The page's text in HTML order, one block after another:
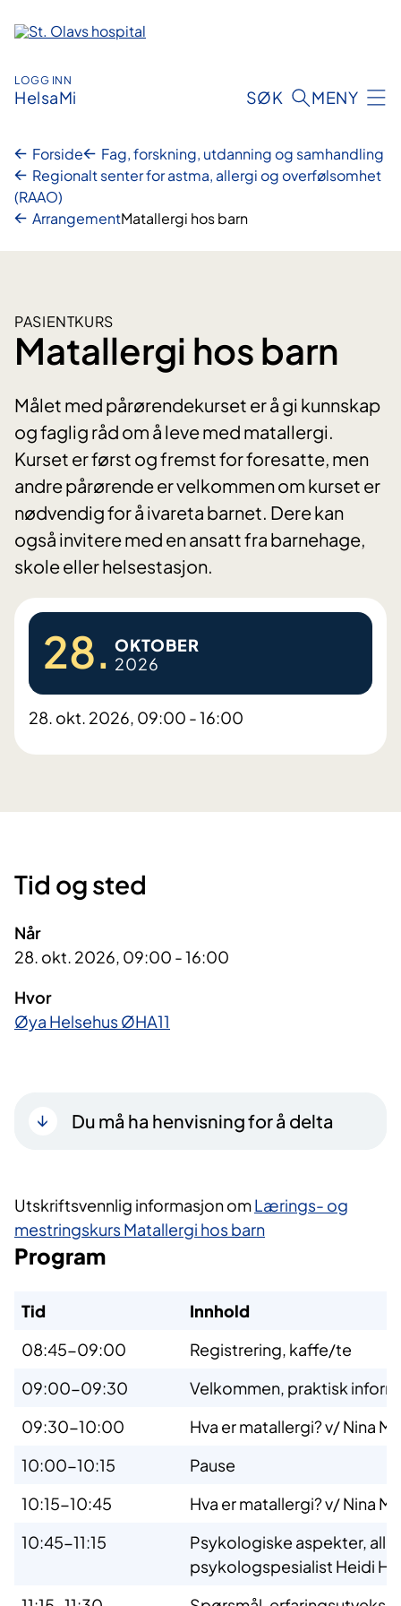
innhold
LOGG INN
HelsaMi SØK MENY
Forside
Fag, forskning, utdanning og samhandling
Regionalt senter for astma, allergi og overfølsomhet
(RAAO)
ArrangementMatallergi hos barn
PASIENTKURS
Matallergi hos barn
Målet med pårørendekurset er å gi kunnskap
og faglig råd om å leve med matallergi.
Kurset er først og fremst for foresatte, men
andre pårørende er velkommen om kurset er
nødvendig for å ivareta barnet. Dere kan
også invitere med en ansatt fra barnehage,
skole eller helsestasjon.
28. OKTOBER
2026
28. okt. 2026, 09:00 - 16:00
Tid og sted
Når
28. okt. 2026, 09:00 - 16:00
Hvor
Øya Helsehus ØHA11
Du må ha henvisning for å delta
Utskriftsvennlig informasjon omLærings- og
mestringskurs Matallergi hos barn
Program
Tid
Innhold
08:45-09:00
Registrering, kaffe/te
09:00-09:30
Velkommen, praktisk
09:30-10:00
Hva er matallergi? v/ Nina
10:00-10:15
Pause
10:15-10:45
Hva er matallergi? v/ Nina
10:45-11:15
Psykologiske aspekter,
psykologspesialist Heidi